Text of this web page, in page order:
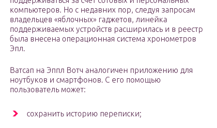
компьютеров. Но с недавних пор, следуя запросам
владельцев «яблочных» гаджетов, линейка
поддерживаемых устройств расширилась и в реестр
была внесена операционная система хронометров
Эпл.
Ватсап на Эппл Вотч аналогичен приложению для
ноутбуков и смартфонов. С его помощью
пользователь может:
сохранить историю переписки;